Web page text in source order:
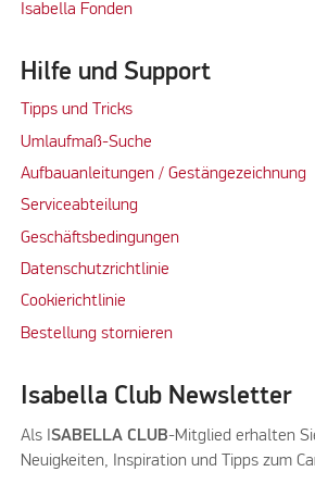
Isabella Fonden
Hilfe und Support
Tipps und Tricks
Umlaufmaß-Suche
Aufbauanleitungen / Gestängezeichnung
Serviceabteilung
Geschäftsbedingungen
Datenschutzrichtlinie
Cookierichtlinie
Bestellung stornieren
Isabella Club Newsletter
Als I SABELLA CLUB-Mitglied erhalten
Neuigkeiten, Inspiration und Tipps zum